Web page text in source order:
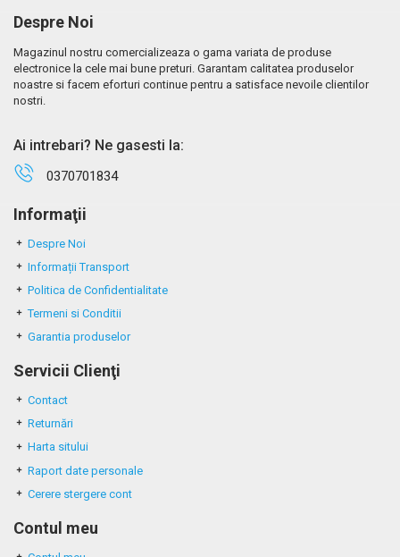
Despre Noi
Magazinul nostru comercializeaza o gama variata de produse
electronice la cele mai bune preturi. Garantam calitatea produselor
noastre si facem eforturi continue pentru a satisface nevoile clientilor
nostri.
Ai intrebari? Ne gasesti la:
0370701834
Informaţii
Despre Noi
Informații Transport
Politica de Confidentialitate
Termeni si Conditii
Garantia produselor
Servicii Clienţi
Contact
Returnări
Harta sitului
Raport date personale
Cerere stergere cont
Contul meu